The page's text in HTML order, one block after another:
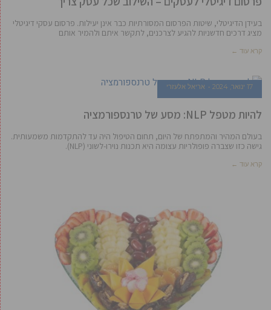
בעידן הדיגיטלי, שיטות הפרסום המסורתיות כבר אינן יעילות. פרסום עסקי דיגיטלי
מציג דרכים חדשניות להגיע לצרכנים, לתקשר איתם ולהמיר אותם
קרא עוד ←
17 ינואר, 2024 אריאל אלעזרי
להיות מטפל NLP: מסע של טרנספורמציה
בעולם המהיר והמתפתח של היום, תחום הטיפול היה עד להתקדמות משמעותית.
גישה כזו שצברה פופולריות עצומה היא תכנות נוירו-לשוני (NLP).
קרא עוד ←